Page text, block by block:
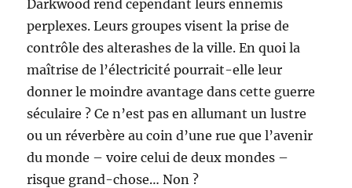
Darkwood rend cependant leurs ennemis
perplexes. Leurs groupes visent la prise de
contrôle des alterashes de la ville. En quoi la
maîtrise de l’électricité pourrait-elle leur
donner le moindre avantage dans cette guerre
séculaire ? Ce n’est pas en allumant un lustre
ou un réverbère au coin d’une rue que l’avenir
du monde – voire celui de deux mondes –
risque grand-chose… Non ?